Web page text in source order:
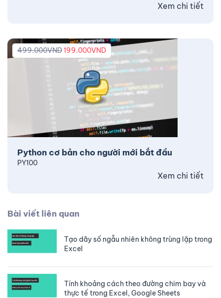
Xem chi tiết
Python cơ bản cho người mới bắt đầu
499.000VND199.000VND
PY100
Xem chi tiết
Bài viết liên quan
Tạo dãy số ngẫu nhiên không trùng lặp trong
Excel
Tính khoảng cách theo đường chim bay và
thực tế trong Excel, Google Sheets